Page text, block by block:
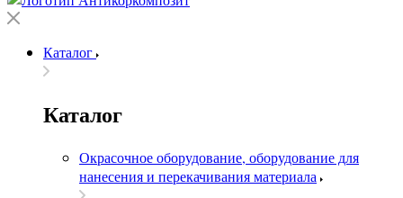
Каталог
Каталог
Окрасочное оборудование, оборудование для
нанесения и перекачивания материала